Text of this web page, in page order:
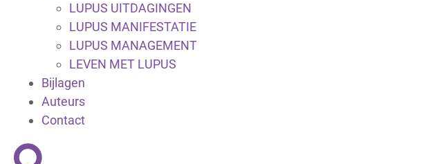
LUPUS UITDAGINGEN
LUPUS MANIFESTATIE
LUPUS MANAGEMENT
LEVEN MET LUPUS
Bijlagen
Auteurs
Contact